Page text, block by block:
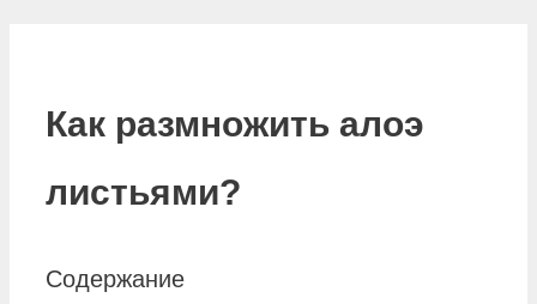
Как размножить алоэ
листьями?
Содержание